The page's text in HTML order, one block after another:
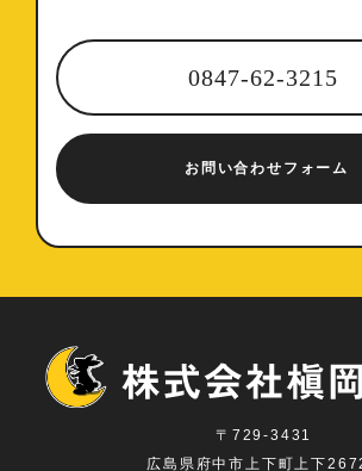
0847-62-3215
お問い合わせフォーム
〒729-3431
広島県府中市上下町上下